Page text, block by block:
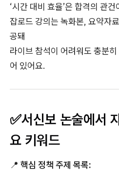
‘시간 대비 효율’은 합격의 관건
잡로드 강의는 녹화본, 요약자
공돼
라이브 참석이 어려워도 충분
어 있어요.
✅서신보 논술에서
요 키워드
📍 핵심 정책 주제 목록: